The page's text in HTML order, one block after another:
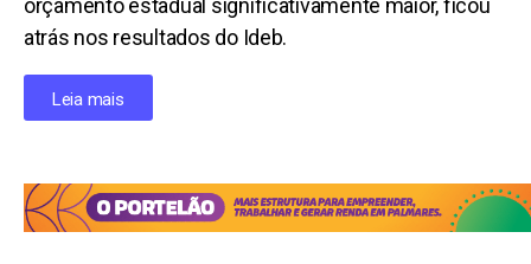
atrás nos resultados do Ideb.
Leia mais